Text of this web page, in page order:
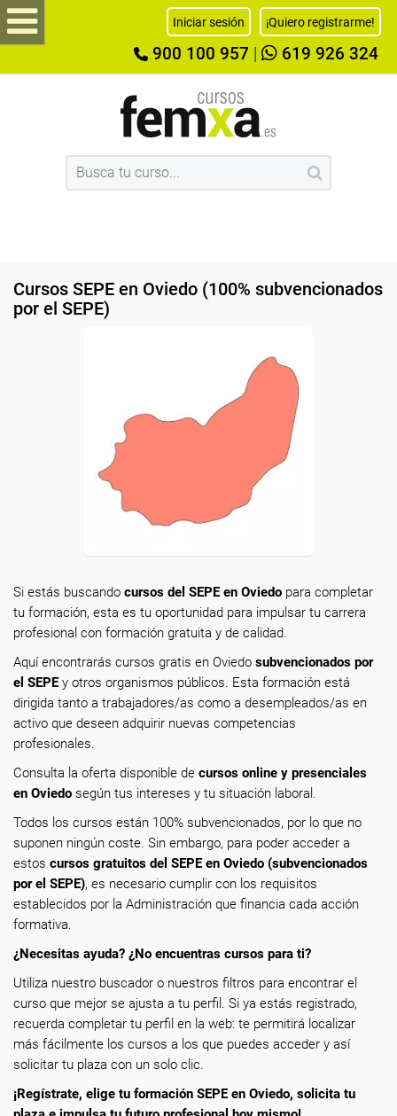
Iniciar sesión ¡Quiero registrarme!
900 100 957 619 926 324
Cursos SEPE en Oviedo (100% subvencionados
por el SEPE)
Si estás buscando cursos del SEPE en Oviedo para completar
tu formación, esta es tu oportunidad para impulsar tu carrera
profesional con formación gratuita y de calidad.
Aquí encontrarás cursos gratis en Oviedo subvencionados por
el SEPEy otros organismos públicos. Esta formación está
dirigida tanto a trabajadores/as como a desempleados/as en
activo que deseen adquirir nuevas competencias
profesionales.
Consulta la oferta disponible de cursos online y presenciales
en Oviedo según tus intereses y tu situación laboral.
Todos los cursos están 100% subvencionados, por lo que no
suponen ningún coste. Sin embargo, para poder acceder a
estos cursos gratuitos del SEPE en Oviedo (subvencionados
por el SEPE), es necesario cumplir con los requisitos
establecidos por la Administración que financia cada acción
formativa.
¿Necesitas ayuda? ¿No encuentras cursos para ti?
Utiliza nuestro buscador o nuestros filtros para encontrar el
curso que mejor se ajusta a tu perfil. Si ya estás registrado,
recuerda completar tu perfil en la web: te permitirá localizar
más fácilmente los cursos a los que puedes acceder y así
solicitar tu plaza con un solo clic.
¡Regístrate, elige tu formación SEPE en Oviedo, solicita tu